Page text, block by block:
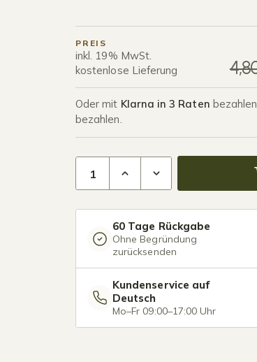
PREIS
inkl. 19% MwSt.
kostenlose Lieferung
Oder mit Klarna in 3 Raten
bezahlen.
Terrassenüberdachung Glasdach
60 Tage Rückgabe
Ohne Begründung
zurücksenden
Kundenservice auf
Deutsch
Mo–Fr 09:00–17:00 Uhr